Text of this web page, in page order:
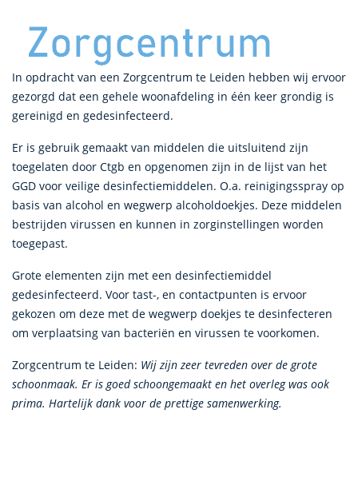
In opdracht van een Zorgcentrum te Leiden hebben wij ervoor
gezorgd dat een gehele woonafdeling in één keer grondig is
gereinigd en gedesinfecteerd.
Er is gebruik gemaakt van middelen die uitsluitend zijn
toegelaten door Ctgb en opgenomen zijn in de lijst van het
GGD voor veilige desinfectiemiddelen. O.a. reinigingsspray op
basis van alcohol en wegwerp alcoholdoekjes. Deze middelen
bestrijden virussen en kunnen in zorginstellingen worden
toegepast.
Grote elementen zijn met een desinfectiemiddel
gedesinfecteerd. Voor tast-, en contactpunten is ervoor
gekozen om deze met de wegwerp doekjes te desinfecteren
om verplaatsing van bacteriën en virussen te voorkomen.
Zorgcentrum te Leiden: Wij zijn zeer tevreden over de grote
schoonmaak. Er is goed schoongemaakt en het overleg was ook
prima. Hartelijk dank voor de prettige samenwerking.